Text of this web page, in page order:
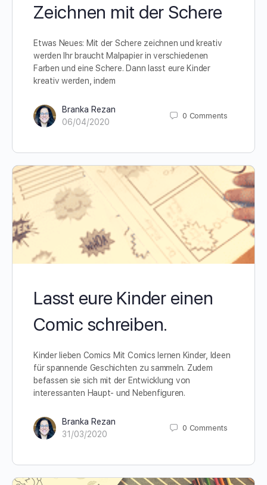
Zeichnen mit der Schere
Etwas Neues: Mit der Schere zeichnen und kreativ
werden Ihr braucht Malpapier in verschiedenen
Farben und eine Schere. Dann lasst eure Kinder
kreativ werden, indem
Branka Rezan
06/04/2020
0 Comments
Lasst eure Kinder einen
Comic schreiben.
Kinder lieben Comics Mit Comics lernen Kinder, Ideen
für spannende Geschichten zu sammeln. Zudem
befassen sie sich mit der Entwicklung von
interessanten Haupt- und Nebenfiguren.
Branka Rezan
31/03/2020
0 Comments